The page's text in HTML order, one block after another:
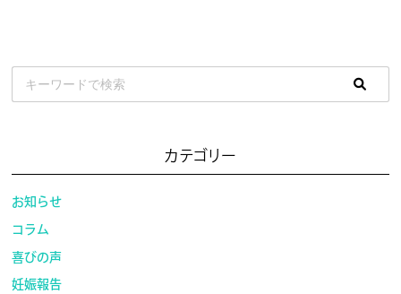
カテゴリー
お知らせ
コラム
喜びの声
妊娠報告